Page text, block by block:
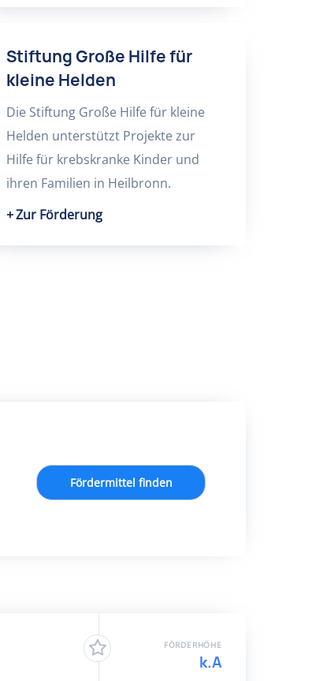
Stiftung Große Hilfe für
kleine Helden
Die Stiftung Große Hilfe für kleine
Helden unterstützt Projekte zur
Hilfe für krebskranke Kinder und
ihren Familien in Heilbronn.
Zur Förderung
Fördermittel finden
FÖRDERHÖHE
k.A